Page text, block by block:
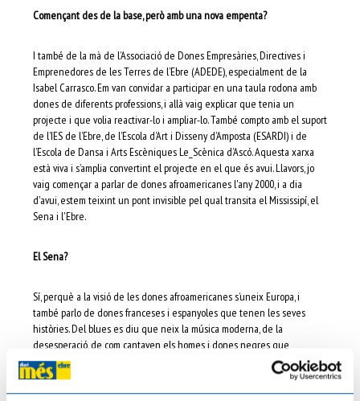
Començant des de la base, però amb una nova empenta?
I també de la mà de l’Associació de Dones Empresàries, Directives i
Emprenedores de les Terres de l’Ebre (ADEDE), especialment de la
Isabel Carrasco. Em van convidar a participar en una taula rodona amb
dones de diferents professions, i allà vaig explicar que tenia un
projecte i que volia reactivar-lo i ampliar-lo. També compto amb el suport
de l’IES de l’Ebre, de l’Escola d’Art i Disseny d’Amposta (ESARDI) i de
l’Escola de Dansa i Arts Escèniques Le_Scènica d’Ascó. Aquesta xarxa
està viva i s’amplia convertint el projecte en el que és avui. Llavors, jo
vaig començar a parlar de dones afroamericanes l'any 2000, i a dia
d'avui, estem teixint un pont invisible pel qual transita el Mississipí, el
Sena i l'Ebre.
El Sena?
Sí, perquè a la visió de les dones afroamericanes s’uneix Europa, i
també parlo de dones franceses i espanyoles que tenen les seves
històries. Del blues es diu que neix la música moderna, de la
desesperació, de com cantaven els homes i dones negres que
treballaven als camps de cotó. Aquelles esclaves eren explícites, però
aquí les dones tenien un esclavatge invisible mentre treballaven
l'arròs, la vinya, l'olivera. Com aquestes dones de l'Ebre, moltes altres